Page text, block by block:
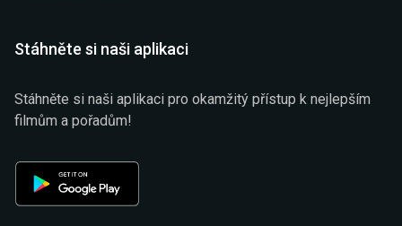
Stáhněte si naši aplikaci
Stáhněte si naši aplikaci pro okamžitý přístup k nejlepším
filmům a pořadům!